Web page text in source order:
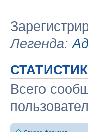
Легенда:
Всего